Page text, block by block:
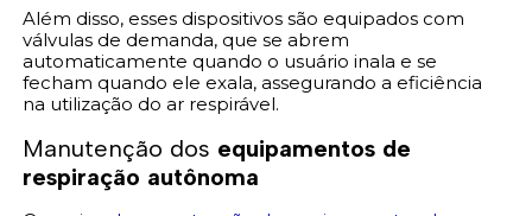
Além disso, esses dispositivos são equipados com
válvulas de demanda, que se abrem
automaticamente quando o usuário inala e se
fecham quando ele exala, assegurando a eficiência
na utilização do ar respirável.
Manutenção dos equipamentos de
respiração autônoma